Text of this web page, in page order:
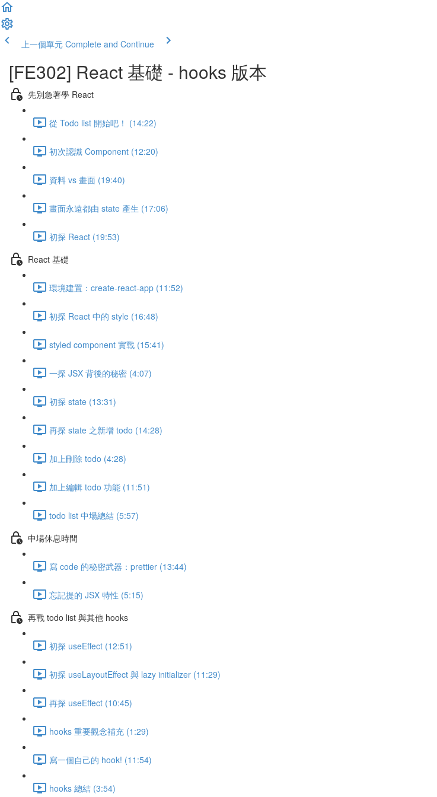
上一個單元 Complete and Continue
[FE302] React 基礎 - hooks 版本
先別急著學 React
從 Todo list 開始吧！ (14:22)
初次認識 Component (12:20)
資料 vs 畫面 (19:40)
畫面永遠都由 state 產生 (17:06)
初探 React (19:53)
React 基礎
環境建置：create-react-app (11:52)
初探 React 中的 style (16:48)
styled component 實戰 (15:41)
一探 JSX 背後的秘密 (4:07)
初探 state (13:31)
再探 state 之新增 todo (14:28)
加上刪除 todo (4:28)
加上編輯 todo 功能 (11:51)
todo list 中場總結 (5:57)
中場休息時間
寫 code 的秘密武器：prettier (13:44)
忘記提的 JSX 特性 (5:15)
再戰 todo list 與其他 hooks
初探 useEffect (12:51)
初探 useLayoutEffect 與 lazy initializer (11:29)
再探 useEffect (10:45)
hooks 重要觀念補充 (1:29)
寫一個自己的 hook! (11:54)
hooks 總結 (3:54)